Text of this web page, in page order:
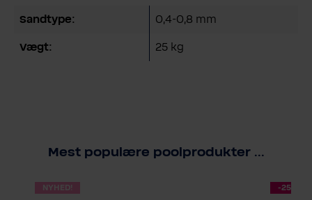
Sandtype: 0,4-0,8 mm
Vægt: 25 kg
Mest populære poolprodukter ...
NYHED! -25 %